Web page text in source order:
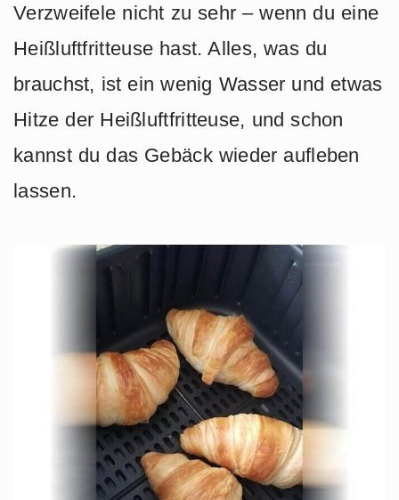
Verzweifele nicht zu sehr – wenn du eine
Heißluftfritteuse hast. Alles, was du
brauchst, ist ein wenig Wasser und etwas
Hitze der Heißluftfritteuse, und schon
kannst du das Gebäck wieder aufleben
lassen.